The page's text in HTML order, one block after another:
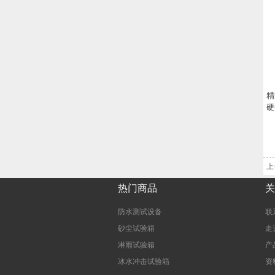
热门商品
防水测试设备
砂尘试验箱
淋雨试验箱
冰水冲击试验箱
联
走
产
资